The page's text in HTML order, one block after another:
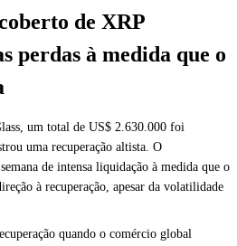
de XRP
perdas à medida que o
um total de US$ 2.630.000 foi
uma recuperação altista. O
de intensa liquidação à medida que o
à recuperação, apesar da volatilidade
quando o comércio global